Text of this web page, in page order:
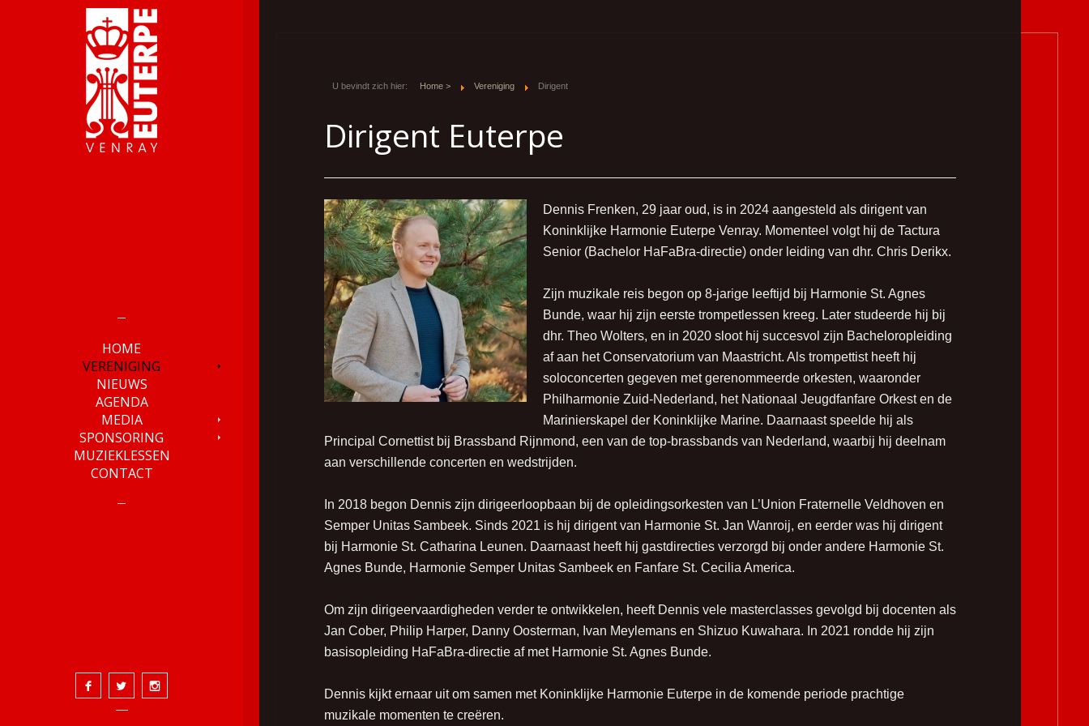
HOME
VERENIGING
NIEUWS
AGENDA
MEDIA
SPONSORING
MUZIEKLESSEN
CONTACT
U bevindt zich hier: Home > Vereniging Dirigent
Dirigent Euterpe
Dennis Frenken, 29 jaar oud, is in 2024 aangesteld als dirigent van
Koninklijke Harmonie Euterpe Venray. Momenteel volgt hij de Tactura
Senior (Bachelor HaFaBra-directie) onder leiding van dhr. Chris Derikx.
Zijn muzikale reis begon op 8-jarige leeftijd bij Harmonie St. Agnes
Bunde, waar hij zijn eerste trompetlessen kreeg. Later studeerde hij bij
dhr. Theo Wolters, en in 2020 sloot hij succesvol zijn Bacheloropleiding
af aan het Conservatorium van Maastricht. Als trompettist heeft hij
soloconcerten gegeven met gerenommeerde orkesten, waaronder
Philharmonie Zuid-Nederland, het Nationaal Jeugdfanfare Orkest en de
Marinierskapel der Koninklijke Marine. Daarnaast speelde hij als
Principal Cornettist bij Brassband Rijnmond, een van de top-brassbands van Nederland, waarbij hij deelnam
aan verschillende concerten en wedstrijden.
In 2018 begon Dennis zijn dirigeerloopbaan bij de opleidingsorkesten van L’Union Fraternelle Veldhoven en
Semper Unitas Sambeek. Sinds 2021 is hij dirigent van Harmonie St. Jan Wanroij, en eerder was hij dirigent
bij Harmonie St. Catharina Leunen. Daarnaast heeft hij gastdirecties verzorgd bij onder andere Harmonie St.
Agnes Bunde, Harmonie Semper Unitas Sambeek en Fanfare St. Cecilia America.
Om zijn dirigeervaardigheden verder te ontwikkelen, heeft Dennis vele masterclasses gevolgd bij docenten als
Jan Cober, Philip Harper, Danny Oosterman, Ivan Meylemans en Shizuo Kuwahara. In 2021 rondde hij zijn
basisopleiding HaFaBra-directie af met Harmonie St. Agnes Bunde.
Dennis kijkt ernaar uit om samen met Koninklijke Harmonie Euterpe in de komende periode prachtige
muzikale momenten te creëren.